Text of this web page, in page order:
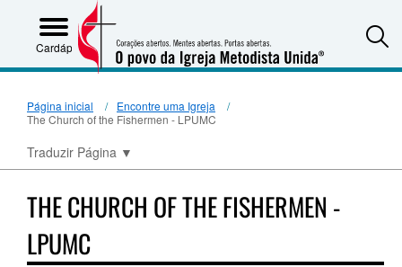
Cardápio
Página inicial
Encontre uma Igreja
The Church of the Fishermen - LPUMC
Traduzir Página ▼
THE CHURCH OF THE FISHERMEN -
LPUMC